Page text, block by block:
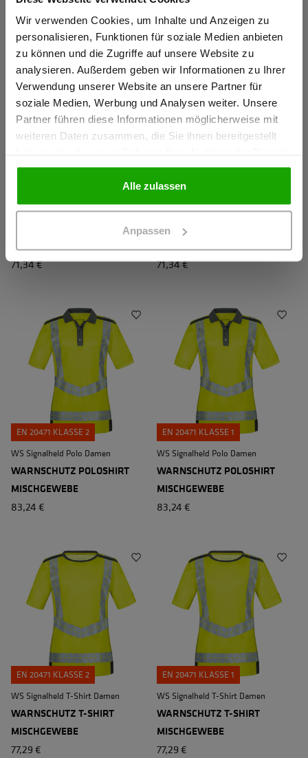
Wir verwenden Cookies, um Inhalte und Anzeigen zu
personalisieren, Funktionen für soziale Medien anbieten
zu können und die Zugriffe auf unsere Website zu
analysieren. Außerdem geben wir Informationen zu Ihrer
Verwendung unserer Website an unsere Partner für
soziale Medien, Werbung und Analysen weiter. Unsere
Partner führen diese Informationen möglicherweise mit
weiteren Daten zusammen, die Sie ihnen bereitgestellt
gesammelt haben.
Alle zulassen
Anpassen
59,44 € 59,44 €
WS Warnheld Longsleeve Damen
WARNSCHUTZ LONGSLEEVE
POLYESTER
71,34 €
EN 20471 KLASSE 1
WS Warnheld Longsleeve Damen
WARNSCHUTZ LONGSLEEVE
POLYESTER
71,34 €
EN 20471 KLASSE 2
WS Signalheld Polo Damen
WARNSCHUTZ POLOSHIRT
MISCHGEWEBE
83,24 €
EN 20471 KLASSE 1
WS Signalheld Polo Damen
WARNSCHUTZ POLOSHIRT
MISCHGEWEBE
83,24 €
EN 20471 KLASSE 2
WS Signalheld T-Shirt Damen
WARNSCHUTZ T-SHIRT
MISCHGEWEBE
77,29 €
EN 20471 KLASSE 1
WS Signalheld T-Shirt Damen
WARNSCHUTZ T-SHIRT
MISCHGEWEBE
77,29 €
Sind Sie
Gewerbetreibender?
Ich bestätige, dass ich Gewerbetreibender bin. Alle
Preise werden netto ausgewiesen.